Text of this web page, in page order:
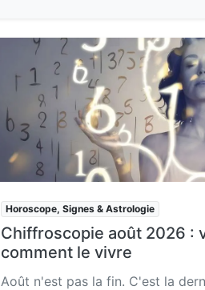
Horoscope, Signes & Astrologie
Chiffroscopie août 2026 :
comment le vivre
Août n'est pas la fin. C'est la